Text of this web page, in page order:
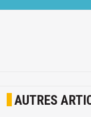
AUTRES